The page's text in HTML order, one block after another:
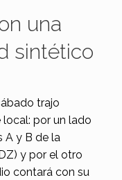
una
sintético
trajo
por un lado
A y B de la
y por el otro
contará con su